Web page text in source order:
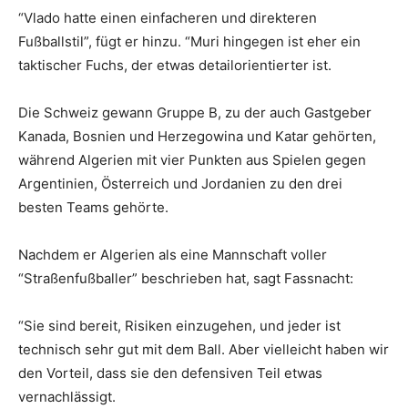
“Vlado hatte einen einfacheren und direkteren
Fußballstil”, fügt er hinzu. “Muri hingegen ist eher ein
taktischer Fuchs, der etwas detailorientierter ist.
Die Schweiz gewann Gruppe B, zu der auch Gastgeber
Kanada, Bosnien und Herzegowina und Katar gehörten,
während Algerien mit vier Punkten aus Spielen gegen
Argentinien, Österreich und Jordanien zu den drei
besten Teams gehörte.
Nachdem er Algerien als eine Mannschaft voller
“Straßenfußballer” beschrieben hat, sagt Fassnacht:
“Sie sind bereit, Risiken einzugehen, und jeder ist
technisch sehr gut mit dem Ball. Aber vielleicht haben wir
den Vorteil, dass sie den defensiven Teil etwas
vernachlässigt.